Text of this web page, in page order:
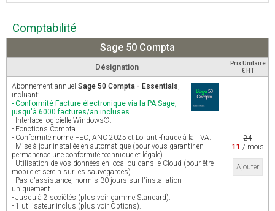
Comptabilité
Sage 50 Compta
Désignation
Prix Unitaire
€ HT
Abonnement annuel Sage 50 Compta - Essentials,
incluant:
- Conformité Facture électronique via la PA Sage,
jusqu'à 6000 factures/an incluses.
- Interface logicielle Windows®.
- Fonctions Compta.
- Conformité norme FEC, ANC 2025 et Loi anti-fraude à la TVA.
- Mise à jour installée en automatique (pour vous garantir en
permanence une conformité technique et légale).
- Utilisation de vos données en local ou dans le Cloud (pour être
mobile et serein sur les sauvegardes).
- Pas d'assistance, hormis 30 jours sur l'installation
uniquement.
- Jusqu'à 2 sociétés (plus voir gamme Standard).
- 1 utilisateur inclus (plus voir Options).
24
11 / mois
Ajouter